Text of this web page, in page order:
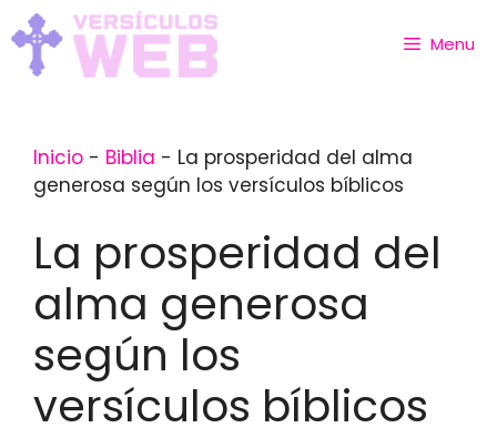
Skip
to
content
Menu
Inicio - Biblia - La prosperidad del alma
generosa según los versículos bíblicos
La prosperidad del
alma generosa
según los
versículos bíblicos